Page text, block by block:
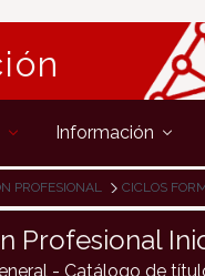
Información
PROFESIONAL CICLOS
Profesional
- Catálogo de